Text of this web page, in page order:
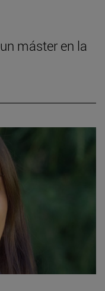
máster en la